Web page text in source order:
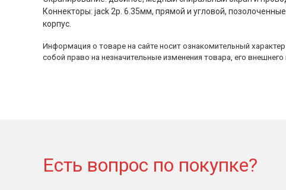
Коннекторы: jack 2p. 6.35мм, прямой и угловой,
корпус.
Информация о товаре на сайте носит ознакомительный
собой право на незначительные изменения товара, его
Есть вопрос по покупке?